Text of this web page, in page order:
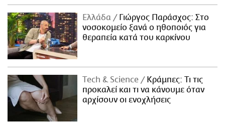
Ελλάδα
Γιώργος Παράσχος: Στο
νοσοκομείο ξανά ο ηθοποιός για
θεραπεία κατά του καρκίνου
Τech & Science
Κράμπες: Τι τις
προκαλεί και τι να κάνουμε όταν
αρχίσουν οι ενοχλήσεις